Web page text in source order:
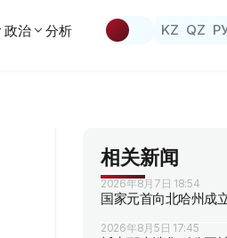
政治 分析 KZ QZ
相关新闻
2026年8月7日 18:54
国家元首向北哈州成
2026年8月5日 17:45